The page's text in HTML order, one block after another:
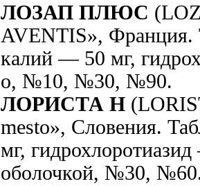
ЛОЗАП ПЛЮС
AVENTIS», Франция.
калий — 50 мг,
о, №10, №30, №90.
ЛОРИСТА Н
mesto», Словения.
мг,
оболочкой, №30,